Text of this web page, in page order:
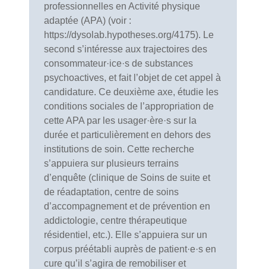
professionnelles en Activité physique
adaptée (APA) (voir :
https://dysolab.hypotheses.org/4175). Le
second s’intéresse aux trajectoires des
consommateur·ice·s de substances
psychoactives, et fait l’objet de cet appel à
candidature. Ce deuxième axe, étudie les
conditions sociales de l’appropriation de
cette APA par les usager·ère·s sur la
durée et particulièrement en dehors des
institutions de soin. Cette recherche
s’appuiera sur plusieurs terrains
d’enquête (clinique de Soins de suite et
de réadaptation, centre de soins
d’accompagnement et de prévention en
addictologie, centre thérapeutique
résidentiel, etc.). Elle s’appuiera sur un
corpus préétabli auprès de patient·e·s en
cure qu’il s’agira de remobiliser et